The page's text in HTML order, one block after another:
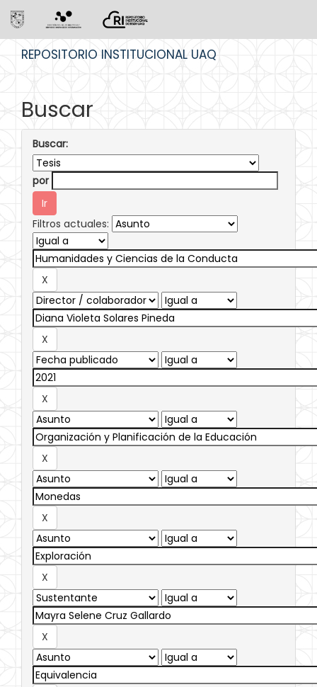
REPOSITORIO INSTITUCIONAL UAQ
Buscar
Buscar:
por
Filtros actuales: